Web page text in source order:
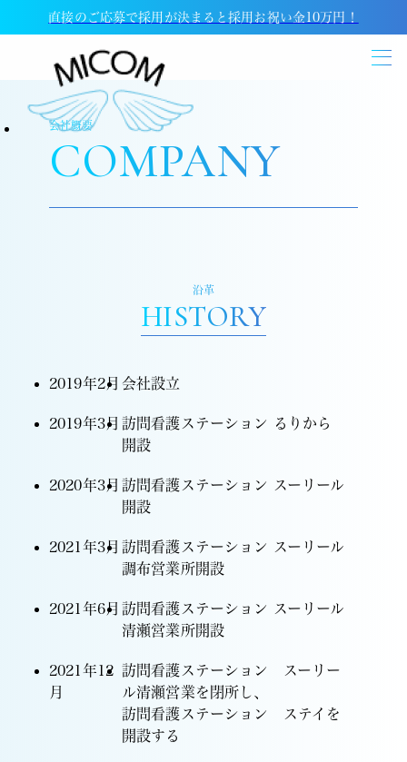
直接のご応募で採用が決まると採用お祝い金10万円！
会社概要
COMPANY
沿革
HISTORY
2019年2月 会社設立
2019年3月 訪問看護ステーション るりから
開設
2020年3月 訪問看護ステーション スーリール
開設
2021年3月 訪問看護ステーション スーリール
調布営業所開設
2021年6月 訪問看護ステーション スーリール
清瀬営業所開設
2021年12
月
訪問看護ステーション スーリー
ル清瀬営業を閉所し、
訪問看護ステーション ステイを
開設する